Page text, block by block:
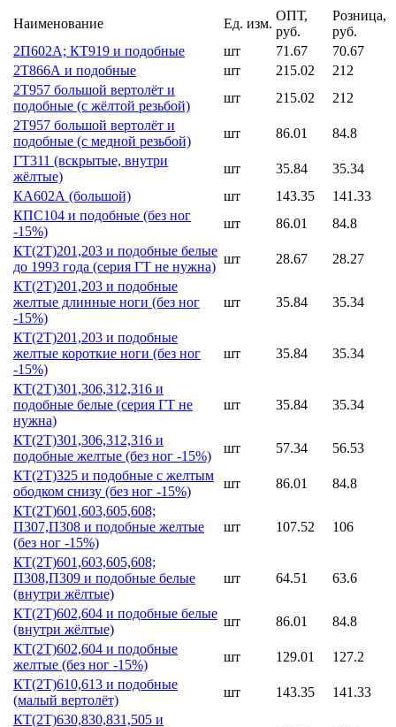
Наименование Ед. изм.
ОПТ,
руб.
Розница,
руб.
2П602А; КТ919 и подобные
шт 71.67
70.67
2Т866А и подобные
шт 215.02
212
2Т957 большой вертолёт и
подобные (с жёлтой резьбой)
шт 215.02
212
2Т957 большой вертолёт и
подобные (с медной резьбой)
шт 86.01
84.8
ГТ311 (вскрытые, внутри
жёлтые)
шт 35.84
35.34
КА602А (большой)
шт 143.35
141.33
КПС104 и подобные (без ног
-15%)
шт 86.01
84.8
КТ(2Т)201,203 и подобные белые
до 1993 года (серия ГТ не нужна)
шт 28.67
28.27
КТ(2Т)201,203 и подобные
желтые длинные ноги (без ног
-15%)
шт 35.84 35.34
КТ(2Т)201,203 и подобные
желтые короткие ноги (без ног
-15%)
шт 35.84 35.34
КТ(2Т)301,306,312,316 и
подобные белые (серия ГТ не
нужна)
шт 35.84 35.34
КТ(2Т)301,306,312,316 и
подобные желтые (без ног -15%)
шт 57.34
56.53
КТ(2Т)325 и подобные с желтым
ободком снизу (без ног -15%)
шт 86.01
84.8
КТ(2Т)601,603,605,608;
П307,П308 и подобные желтые
(без ног -15%)
шт 107.52 106
КТ(2Т)601,603,605,608;
П308,П309 и подобные белые
(внутри жёлтые)
шт 64.51 63.6
КТ(2Т)602,604 и подобные белые
(внутри жёлтые)
шт 86.01
84.8
КТ(2Т)602,604 и подобные
желтые (без ног -15%)
шт 129.01
127.2
КТ(2Т)610,613 и подобные
(малый вертолёт)
шт 143.35
141.33
КТ(2Т)630,830,831,505 и